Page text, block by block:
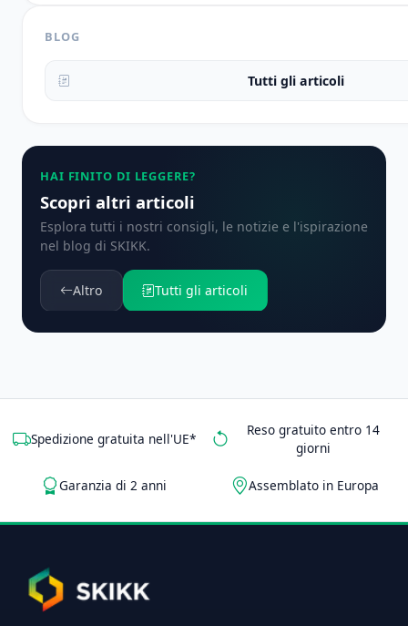
BLOG
Tutti gli articoli
HAI FINITO DI LEGGERE?
Scopri altri articoli
Esplora tutti i nostri consigli, le notizie e l'ispirazione
nel blog di SKIKK.
Altro Tutti gli articoli
Spedizione gratuita nell'UE*
Reso gratuito entro 14
giorni
Garanzia di 2 anni Assemblato in Europa